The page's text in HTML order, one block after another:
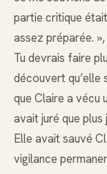
partie critique
assez préparée.
Tu devrais faire
découvert qu’elle
que Claire a vécu
avait juré que
Elle avait sauvé
vigilance